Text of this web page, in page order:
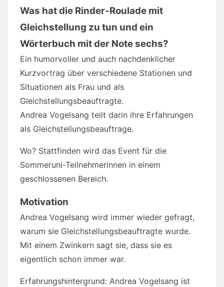
Was hat die Rinder-Roulade mit
Gleichstellung zu tun und ein
Wörterbuch mit der Note sechs?
Ein humorvoller und auch nachdenklicher
Kurzvortrag über verschiedene Stationen und
Situationen als Frau und als
Gleichstellungsbeauftragte.
Andrea Vogelsang teilt darin ihre Erfahrungen
als Gleichstellungsbeauftrage.
Wo? Stattfinden wird das Event für die
Sommeruni-Teilnehmerinnen in einem
geschlossenen Bereich.
Motivation
Andrea Vogelsang wird immer wieder gefragt,
warum sie Gleichstellungsbeauftragte wurde.
Mit einem Zwinkern sagt sie, dass sie es
eigentlich schon immer war.
Erfahrungshintergrund: Andrea Vogelsang ist